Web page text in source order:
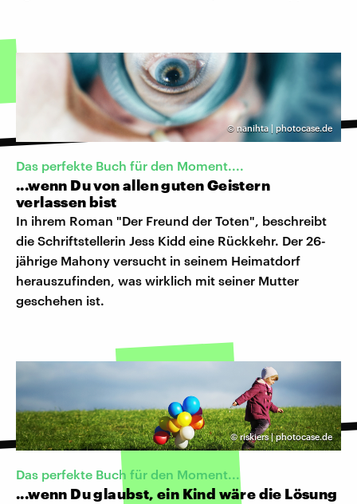
© nanihta | photocase.de
Das perfekte Buch für den Moment....
...wenn Du von allen guten Geistern
verlassen bist
In ihrem Roman "Der Freund der Toten", beschreibt
die Schriftstellerin Jess Kidd eine Rückkehr. Der 26-
jährige Mahony versucht in seinem Heimatdorf
herauszufinden, was wirklich mit seiner Mutter
geschehen ist.
©riskiers | photocase.de
Das perfekte Buch für den Moment...
...wenn Du glaubst, ein Kind wäre die Lösung